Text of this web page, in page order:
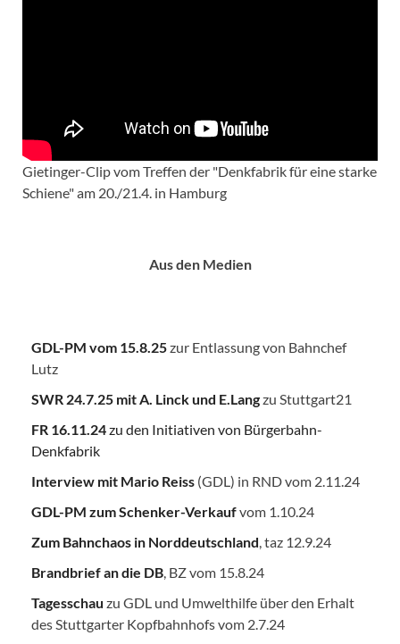
Gietinger-Clip vom Treffen der "Denkfabrik für eine starke
Schiene" am 20./21.4. in Hamburg
Aus den Medien
GDL-PM vom 15.8.25zur Entlassung von Bahnchef
Lutz
SWR 24.7.25 mit A. Linck und E.Langzu Stuttgart21
FR 16.11.24zu den Initiativen von Bürgerbahn-
Denkfabrik
Interview mit Mario Reiss (GDL) in RND vom 2.11.24
GDL-PM zum Schenker-Verkaufvom 1.10.24
Zum Bahnchaos in Norddeutschland, taz 12.9.24
Brandbrief an die DB, BZ vom 15.8.24
Tagesschau zu GDL und Umwelthilfe über den Erhalt
des Stuttgarter Kopfbahnhofs vom 2.7.24